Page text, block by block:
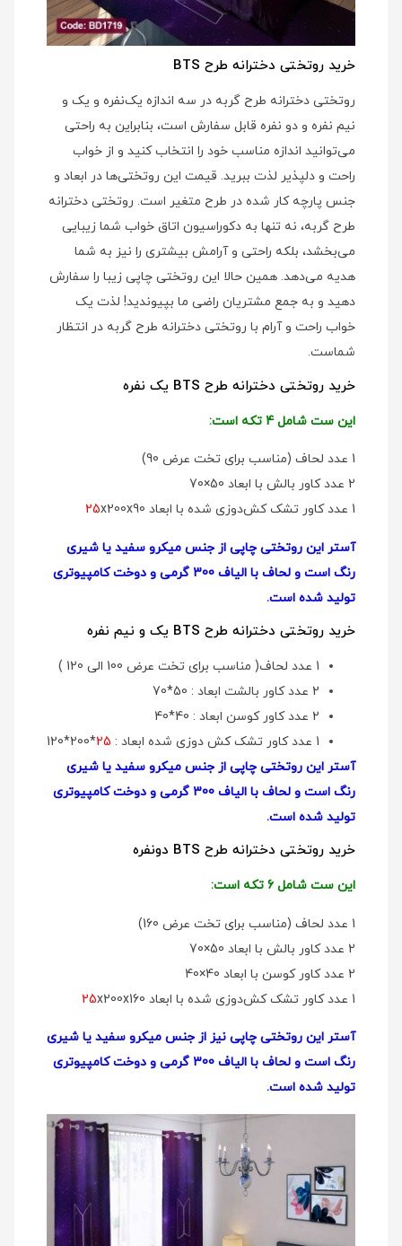
خرید روتختی دخترانه طرح BTS
روتختی دخترانه طرح گربه در سه اندازه یک‌نفره و یک و
نیم نفره و دو نفره قابل سفارش است، بنابراین به راحتی
می‌توانید اندازه مناسب خود را انتخاب کنید و از خواب
راحت و دلپذیر لذت ببرید. قیمت این روتختی‌ها در ابعاد و
جنس پارچه کار شده در طرح متغیر است. روتختی دخترانه
طرح گربه، نه تنها به دکوراسیون اتاق خواب شما زیبایی
می‌بخشد، بلکه راحتی و آرامش بیشتری را نیز به شما
هدیه می‌دهد. همین حالا این روتختی چاپی زیبا را سفارش
دهید و به جمع مشتریان راضی ما بپیوندید! لذت یک
خواب راحت و آرام با روتختی دخترانه طرح گربه در انتظار
شماست.
خرید روتختی دخترانه طرح BTS یک نفره
این ست شامل 4 تکه است:
1 عدد لحاف (مناسب برای تخت عرض 90)
2 عدد کاور بالش با ابعاد 50×70
1 عدد کاور تشک کش‌دوزی شده با ابعاد
25x200x90
آستر این روتختی چاپی از جنس میکرو سفید یا شیری
رنگ است و لحاف با الیاف 300 گرمی و دوخت کامپیوتری
تولید شده است.
خرید روتختی دخترانه طرح BTS یک و نیم نفره
1 عدد لحاف( مناسب برای تخت عرض 100 الی 120 )
2 عدد کاور بالشت ابعاد : 50*70
2 عدد کاور کوسن ابعاد : 40*40
1 عدد کاور تشک کش دوزی شده ابعاد :
25
*200*120
آستر این روتختی چاپی از جنس میکرو سفید یا شیری
رنگ است و لحاف با الیاف 300 گرمی و دوخت کامپیوتری
تولید شده است.
خرید روتختی دخترانه طرح BTS دونفره
این ست شامل 6 تکه است:
1 عدد لحاف (مناسب برای تخت عرض 160)
2 عدد کاور بالش با ابعاد 50×70
2 عدد کاور کوسن با ابعاد 40×40
1 عدد کاور تشک کش‌دوزی شده با ابعاد
25x200x160
آستر این روتختی چاپی نیز از جنس میکرو سفید یا شیری
رنگ است و لحاف با الیاف 300 گرمی و دوخت کامپیوتری
تولید شده است.